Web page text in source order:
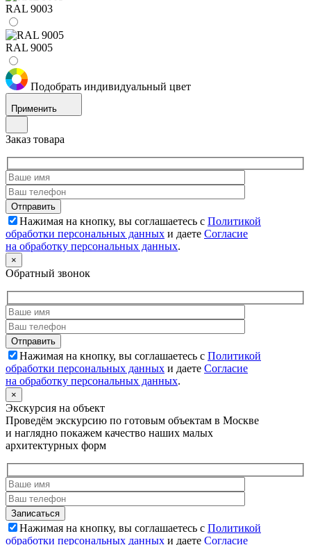
RAL 9003
RAL 9005
Подобрать индивидуальный цвет
Применить
Заказ товара
Нажимая на кнопку, вы соглашаетесь с Политикой
обработки персональных данных и даете Согласие
на обработку персональных данных.
×
Обратный звонок
Нажимая на кнопку, вы соглашаетесь с Политикой
обработки персональных данных и даете Согласие
на обработку персональных данных.
×
Экскурсия на объект
Проведём экскурсию по готовым объектам в Москве
и наглядно покажем качество наших малых
архитектурных форм
Нажимая на кнопку, вы соглашаетесь с Политикой
обработки персональных данных и даете Согласие